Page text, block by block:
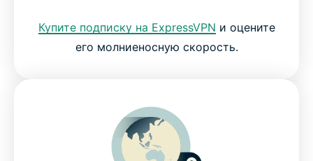
Общайтесь в WhatsApp и других мессенджерах
Защититесь от слежки со стороны
правительства и провайдера
Купите подписку на ExpressVPN и оцените
его молниеносную скорость.